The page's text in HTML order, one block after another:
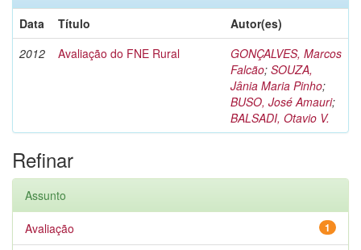
Data
Título
Autor(es)
2012
Avaliação do FNE Rural
GONÇALVES, Marcos
Falcão; SOUZA,
Jânia Maria Pinho;
BUSO, José Amauri;
BALSADI, Otavio V.
Refinar
Assunto
1
Avaliação